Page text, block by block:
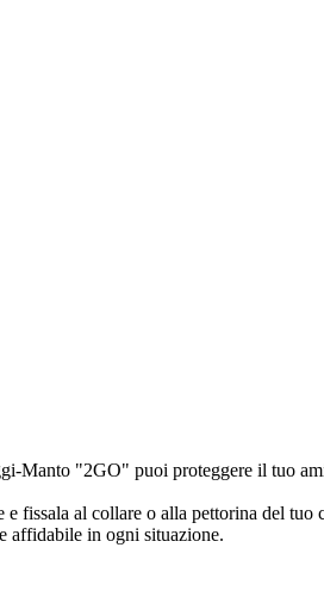
Manto "2GO" puoi proteggere il tuo
al collare o alla pettorina del tuo
affidabile in ogni situazione.